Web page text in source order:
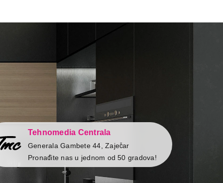
Tehnomedia Centrala
Generala Gambete 44, Zaječar
Pronađite nas u jednom od 50 gradova!